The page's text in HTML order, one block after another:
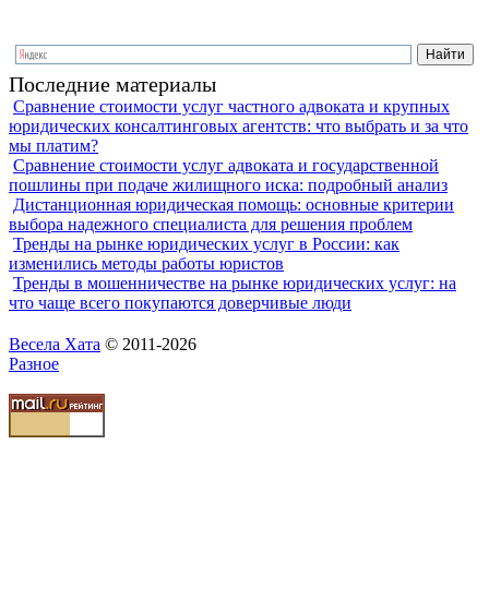
Последние материалы
Сравнение стоимости услуг частного адвоката и крупных
юридических консалтинговых агентств: что выбрать и за что
мы платим?
Сравнение стоимости услуг адвоката и государственной
пошлины при подаче жилищного иска: подробный анализ
Дистанционная юридическая помощь: основные критерии
выбора надежного специалиста для решения проблем
Тренды на рынке юридических услуг в России: как
изменились методы работы юристов
Тренды в мошенничестве на рынке юридических услуг: на
что чаще всего покупаются доверчивые люди
Весела Хата © 2011-2026
Разное